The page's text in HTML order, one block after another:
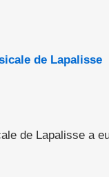
de Lapalisse
de Lapalisse a